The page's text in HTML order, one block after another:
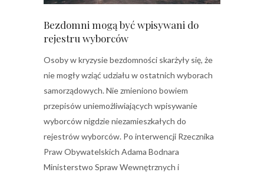
Bezdomni mogą być wpisywani do
rejestru wyborców
Osoby w kryzysie bezdomności skarżyły się, że
nie mogły wziąć udziału w ostatnich wyborach
samorządowych. Nie zmieniono bowiem
przepisów uniemożliwiających wpisywanie
wyborców nigdzie niezamieszkałych do
rejestrów wyborców. Po interwencji Rzecznika
Praw Obywatelskich Adama Bodnara
Ministerstwo Spraw Wewnętrznych i